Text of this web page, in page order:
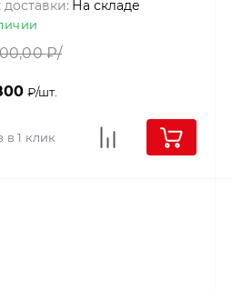
Roto
На складе
₽/
₽/шт.
в 1 клик